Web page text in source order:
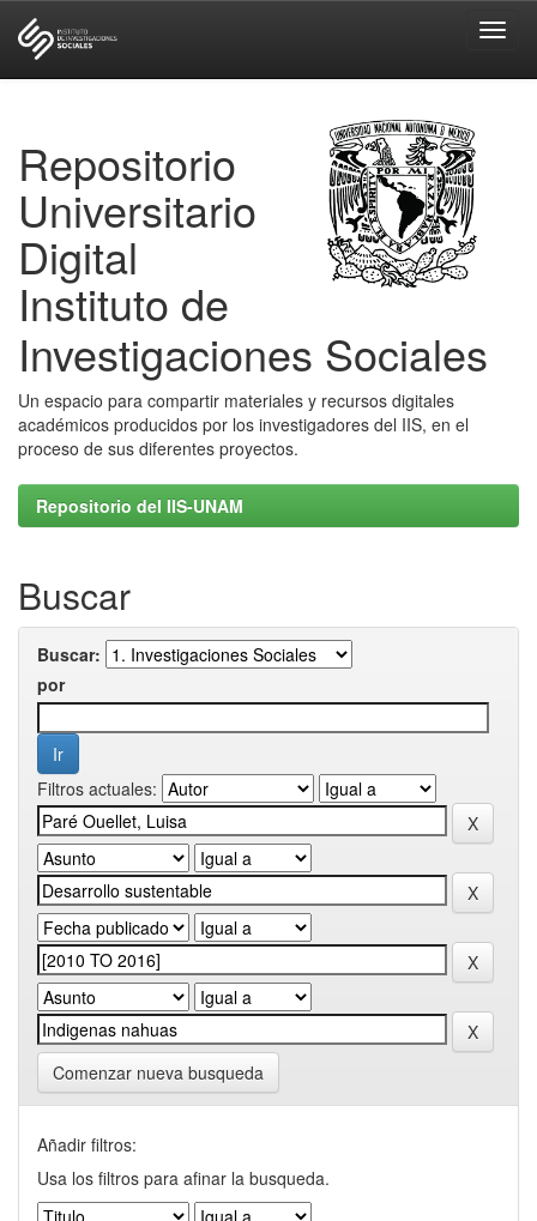
Repositorio
Universitario
Digital
Instituto de
Investigaciones Sociales
Un espacio para compartir materiales y recursos digitales
académicos producidos por los investigadores del IIS, en el
proceso de sus diferentes proyectos.
Repositorio del IIS-UNAM
Buscar
Buscar:
por
Filtros actuales:
Comenzar nueva busqueda
Añadir filtros:
Usa los filtros para afinar la busqueda.